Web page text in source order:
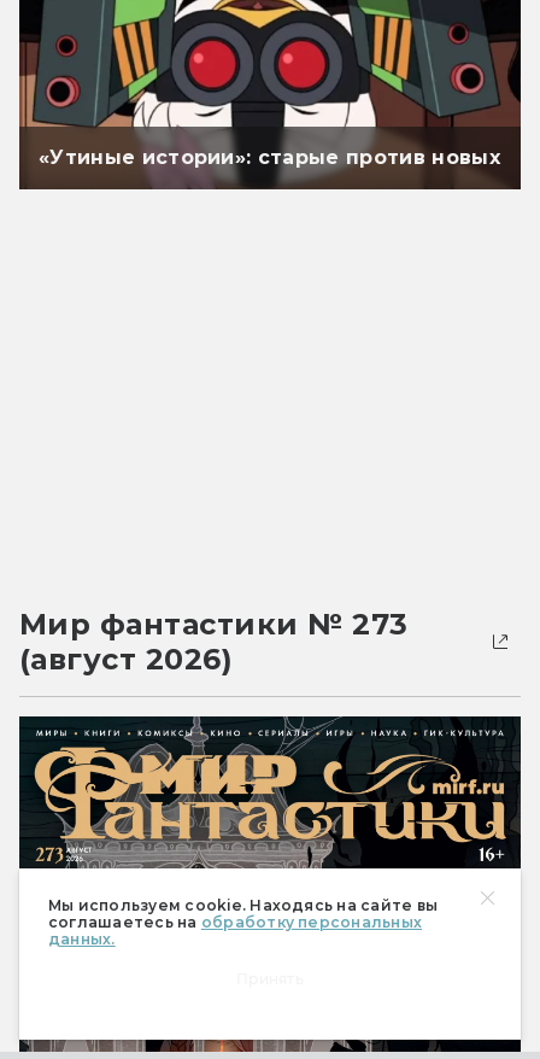
Мы используем cookie. Находясь на сайте вы
соглашаетесь на обработку персональных
данных.
«Утиные истории»: старые против новых
Мир фантастики № 273
(август 2026)